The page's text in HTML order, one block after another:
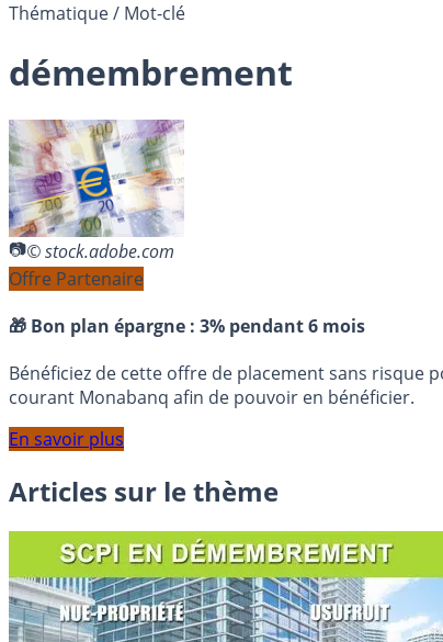
Thématique / Mot-clé
démembrement
© stock.adobe.com
Offre Partenaire
🎁 Bon plan épargne : 3% pendant 6 mois
Bénéficiez de cette offre de placement sans risque
courant Monabanq afin de pouvoir en bénéficier.
En savoir plus
Articles sur le thème